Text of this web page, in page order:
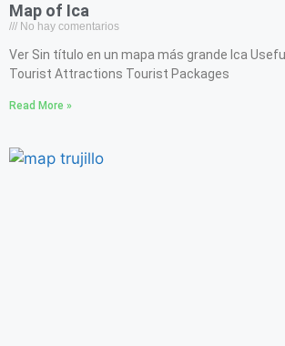
Map of Ica
No hay comentarios
Ver Sin título en un mapa más grande Ica
Tourist Attractions Tourist Packages
Read More »